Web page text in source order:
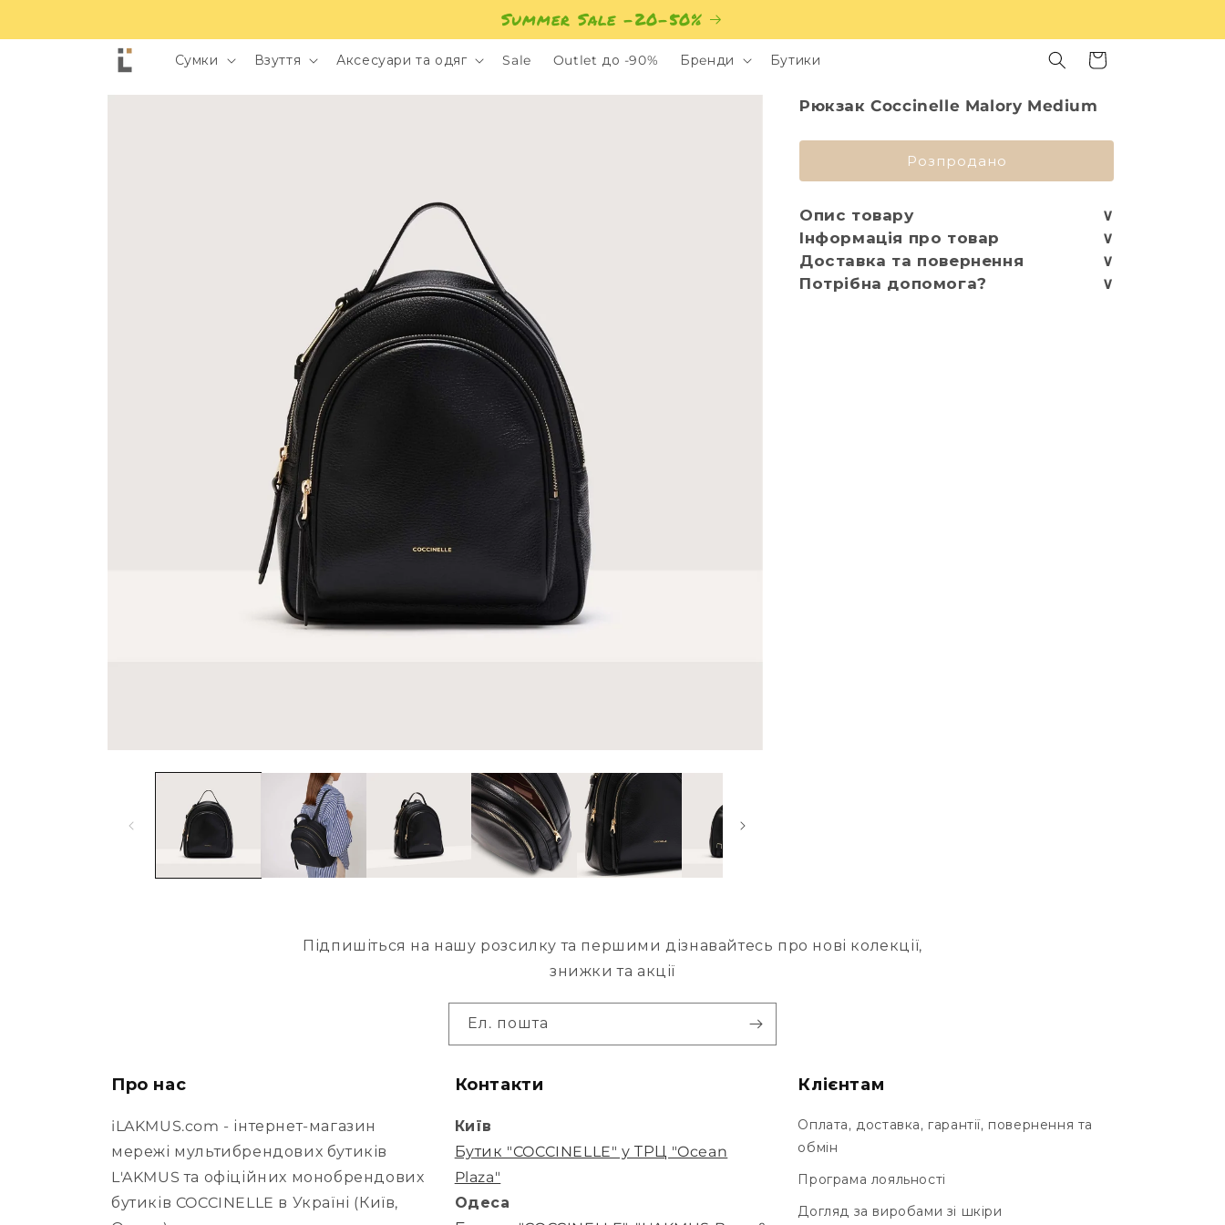
Summer Sale -20-50%
Сумки Взуття Аксесуари та одяг Sale Outlet до -90% Брeнди Бутики Кошик
Рюкзак Coccinelle Malory Medium
Розпродано
Опис товару
∨
Інформація про товар
∨
Доставка та повернення
∨
Потрібна допомога?
∨
Підпишіться на нашу розсилку та першими дізнавайтесь про нові колекції,
знижки та акції
Ел. пошта
Про нас
iLAKMUS.com - інтернет-магазин
мережі мультибрендових бутиків
L'AKMUS та офіційних монобрендових
бутиків COCCINELLE в Україні (Київ,
Контакти
Київ
Бутик "COCCINELLE" у ТРЦ "Ocean
Plaza"
Одеса
Клієнтам
Оплата, доставка, гарантії, повернення та
обмін
Програма лояльності
Догляд за виробами зі шкіри